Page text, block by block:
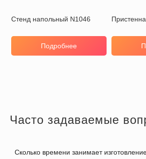
Стенд напольный N1046
Подробнее
Часто задаваемые
Сколько времени занимает